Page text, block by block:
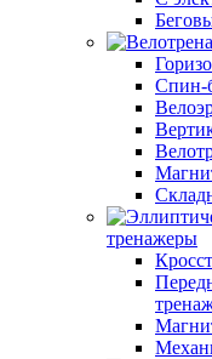
Спин-
тренажеры